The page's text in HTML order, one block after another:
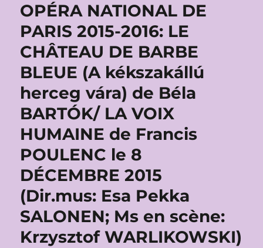
OPÉRA NATIONAL DE
PARIS 2015-2016: LE
CHÂTEAU DE BARBE
BLEUE (A kékszakállú
herceg vára) de Béla
BARTÓK/ LA VOIX
HUMAINE de Francis
POULENC le 8
DÉCEMBRE 2015
(Dir.mus: Esa Pekka
SALONEN; Ms en scène:
Krzysztof WARLIKOWSKI)